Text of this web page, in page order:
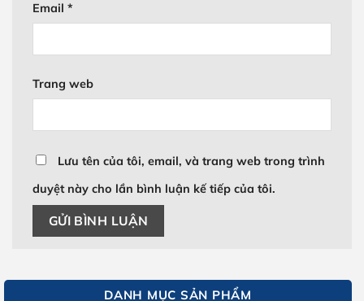
Email *
Trang web
Lưu tên của tôi, email, và trang web trong trình
duyệt này cho lần bình luận kế tiếp của tôi.
DANH MỤC SẢN PHẨM